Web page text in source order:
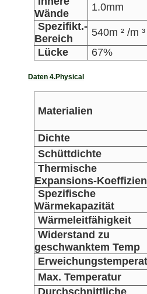
Wände
1.0mm
Spezifikt.-
Bereich
540m ² /m ³
Lücke
67%
Daten 4.Physical
Materialien
Dichte
Schüttdichte
Thermische
Expansions-
Spezifische
Wärmekapazität
Wärmeleitfähigkeit
Widerstand zu
geschwanktem Temp
Max. Temperatur
Durchschnittliche